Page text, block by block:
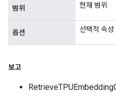
범위 현재 범위
옵션 선택적 속성
보고